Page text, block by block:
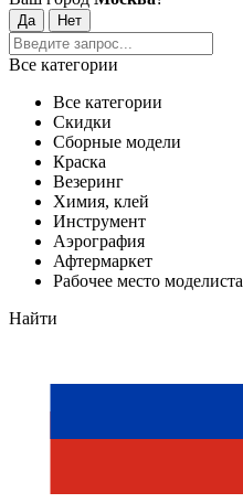
Все категории
Все категории
Скидки
Сборные модели
Краска
Везеринг
Химия, клей
Инструмент
Аэрография
Афтермаркет
Рабочее место моделиста
Найти